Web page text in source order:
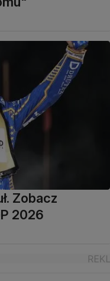
Zobacz
2026